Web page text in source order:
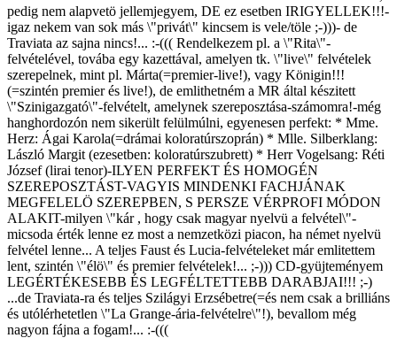
pedig nem alapvetö jellemjegyem, DE ez esetben IRIGYELLEK!!!-
igaz nekem van sok más \"privát\" kincsem is vele/töle ;-)))- de
Traviata az sajna nincs!... :-((( Rendelkezem pl. a \"Rita\"-
felvételével, továba egy kazettával, amelyen tk. \"live\" felvételek
szerepelnek, mint pl. Márta(=premier-live!), vagy Königin!!!
(=szintén premier és live!), de emlithetném a MR által készitett
\"Szinigazgató\"-felvételt, amelynek szereposztása-számomra!-még
hanghordozón nem sikerült felülmúlni, egyenesen perfekt: * Mme.
Herz: Ágai Karola(=drámai koloratúrszoprán) * Mlle. Silberklang:
László Margit (ezesetben: koloratúrszubrett) * Herr Vogelsang: Réti
József (lirai tenor)-ILYEN PERFEKT ÉS HOMOGÉN
SZEREPOSZTÁST-VAGYIS MINDENKI FACHJÁNAK
MEGFELELÖ SZEREPBEN, S PERSZE VÉRPROFI MÓDON
ALAKIT-milyen \"kár , hogy csak magyar nyelvü a felvétel\"-
micsoda érték lenne ez most a nemzetközi piacon, ha német nyelvü
felvétel lenne... A teljes Faust és Lucia-felvételeket már emlitettem
lent, szintén \"élö\" és premier felvételek!... ;-))) CD-gyüjteményem
LEGÉRTÉKESEBB ÉS LEGFÉLTETTEBB DARABJAI!!! ;-)
...de Traviata-ra és teljes Szilágyi Erzsébetre(=és nem csak a brilliáns
és utólérhetetlen \"La Grange-ária-felvételre\"!), bevallom még
nagyon fájna a fogam!... :-(((